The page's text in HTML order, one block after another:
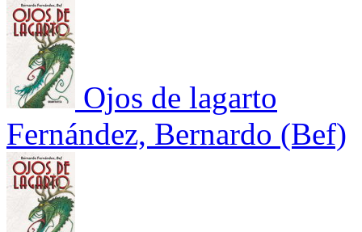
Ojos de lagarto
Fernández, Bernardo (Bef)